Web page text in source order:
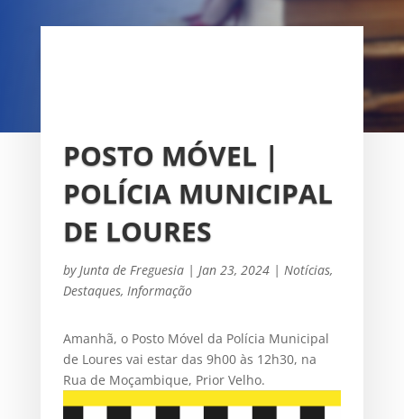
OS
POSTO MÓVEL |
POLÍCIA MUNICIPAL
DE LOURES
by Junta de Freguesia| Jan 23, 2024| Notícias,
Destaques, Informação
Amanhã, o Posto Móvel da Polícia Municipal
de Loures vai estar das 9h00 às 12h30, na
Rua de Moçambique, Prior Velho.